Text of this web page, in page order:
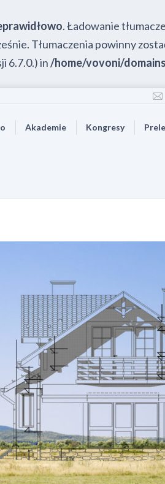
. Ładowanie
Tłumaczenia powinny
6.7.0.) in/home/vovoni/
Akademie Kongresy